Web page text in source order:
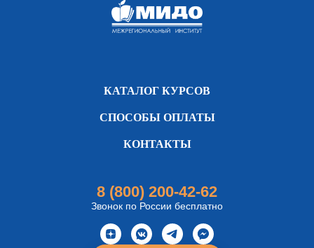
КАТАЛОГ КУРСОВ
СПОСОБЫ ОПЛАТЫ
КОНТАКТЫ
8 (800) 200-42-62
Звонок по России бесплатно